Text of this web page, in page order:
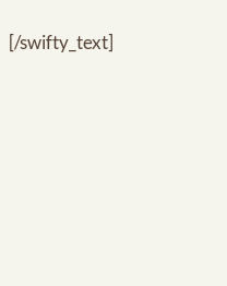
[/swifty_text]